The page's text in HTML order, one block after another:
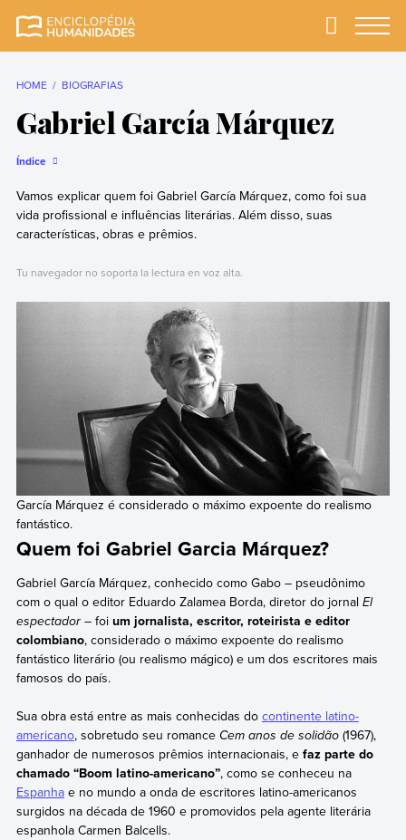
completa e mais
Primary
HOME BIOGRAFIAS
Gabriel García Márquez
Índice
Vamos explicar quem foi Gabriel García Márquez, como foi sua
vida profissional e influências literárias. Além disso, suas
características, obras e prêmios.
Tu navegador no soporta la lectura en voz alta.
García Márquez é considerado o máximo expoente do realismo
fantástico.
Quem foi Gabriel Garcia Márquez?
Gabriel García Márquez, conhecido como Gabo – pseudônimo
com o qual o editor Eduardo Zalamea Borda, diretor do jornal El
espectador – foi um jornalista, escritor, roteirista e editor
colombiano, considerado o máximo expoente do realismo
fantástico literário (ou realismo mágico) e um dos escritores mais
famosos do país.
Sua obra está entre as mais conhecidas do continente latino-
americano, sobretudo seu romanceCem anos de solidão(1967),
ganhador de numerosos prêmios internacionais, e faz parte do
chamado “Boom latino-americano”, como se conheceu na
Espanhae no mundo a onda de escritores latino-americanos
surgidos na década de 1960 e promovidos pela agente literária
espanhola Carmen Balcells.